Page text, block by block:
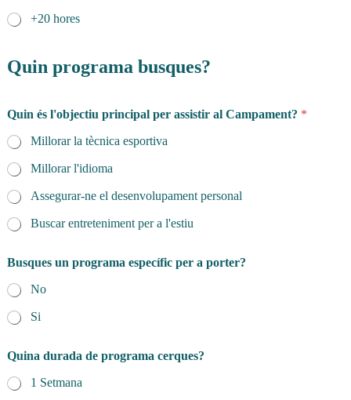
+20 hores
Quin programa busques?
Quin és l'objectiu principal per assistir al Campament? *
Millorar la tècnica esportiva
Millorar l'idioma
Assegurar-ne el desenvolupament personal
Buscar entreteniment per a l'estiu
'
e
s
p
o
t
s
Busques un programa específic per a porter?
No
Si
Quina durada de programa cerques?
1 Setmana